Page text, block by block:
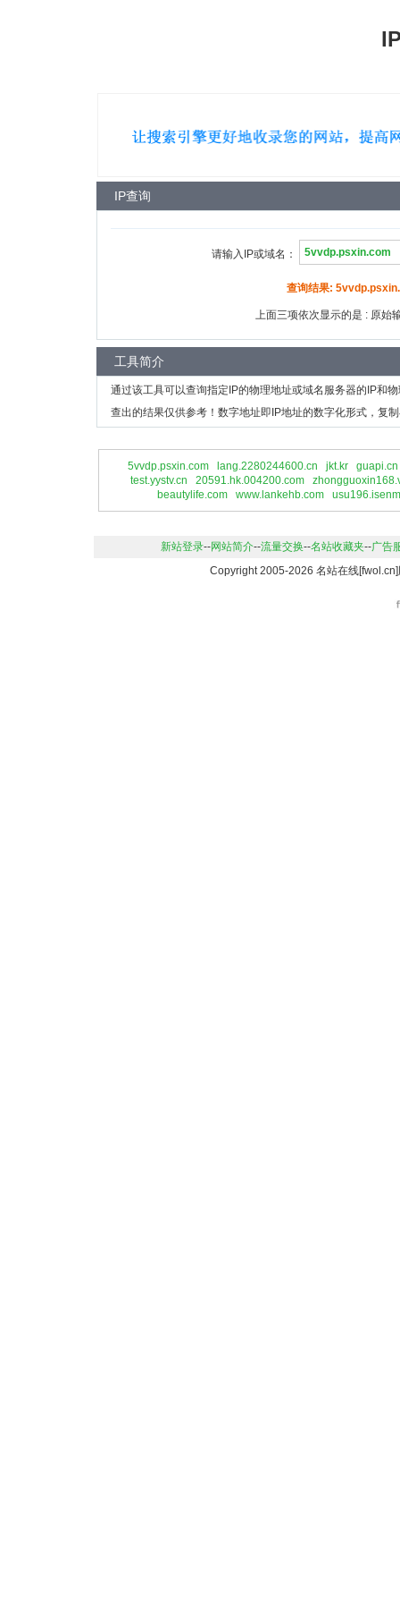
IP查询
请输入IP或域名：
查询结果:
上面三项依次显示的是 : 原始
工具简介
通过该工具可以查询指定IP的物理地址或域名服务器的IP和
查出的结果仅供参考！数字地址即IP地址的数字化形式，复
5vvdp.psxin.com lang.2280244600.cn jkt.kr
guapi.cn
test.yystv.cn
20591.hk.004200.com
beautylife.com
www.lankehb.com
新站登录--网站简介--流量交换--名站收藏夹--广告
Copyright 2005-2026 名站在线